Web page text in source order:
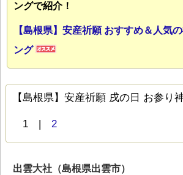
ングで紹介！
【島根県】安産祈願 おすすめ＆人気
ング
【島根県】安産祈願 戌の日 お参り
1 | 2
出雲大社（島根県出雲市）